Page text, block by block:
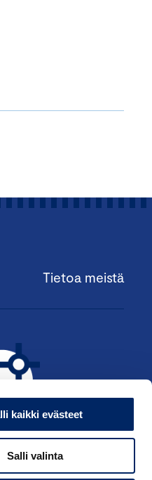
kaikki evästeet
Salli valinta
Tietoa meistä